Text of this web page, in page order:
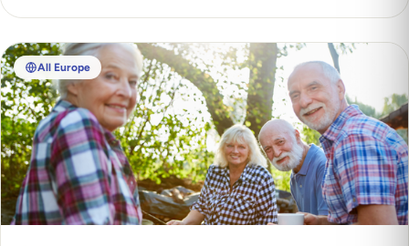
All Europe